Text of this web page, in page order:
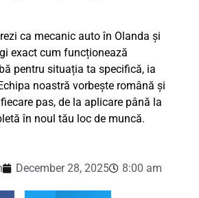
ca mecanic auto în Olanda și
exact cum funcționează
pentru situația ta specifică, ia
noastră vorbește română și
pas, de la aplicare până la
în noul tău loc de muncă.
December 28, 2025 8:00 am